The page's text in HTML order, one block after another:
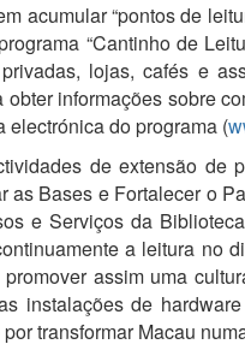
acumular “pontos de
“Cantinho de
lojas, cafés e
informações sobre
electrónica do programa (
de extensão de
Bases e Fortalecer o
e Serviços da
a leitura
assim uma
instalações de
transformar Macau